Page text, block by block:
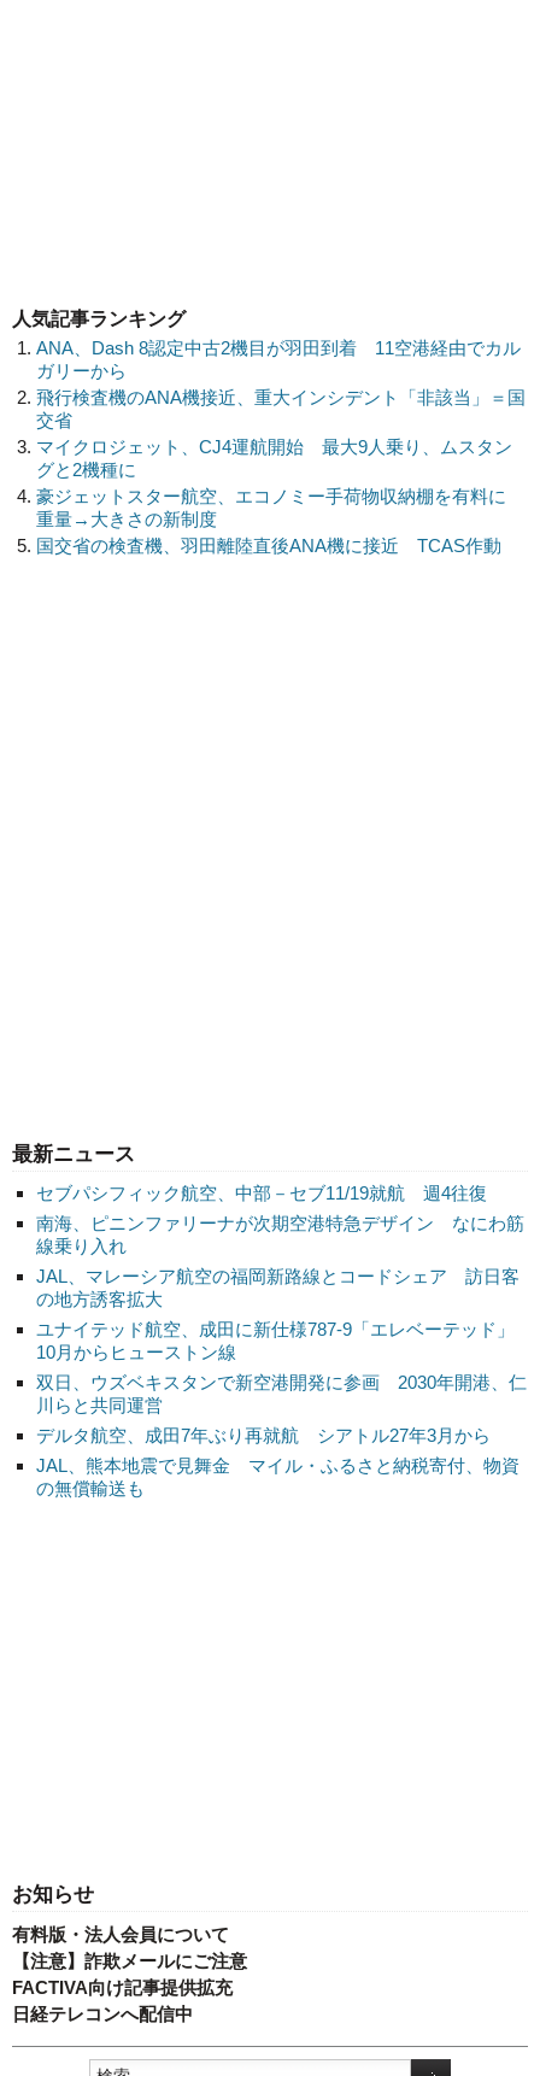
最新ニュース
セブパシフィック航空、中部－セブ11/19就航 週4往復
南海、ピニンファリーナが次期空港特急デザイン なにわ筋
線乗り入れ
JAL、マレーシア航空の福岡新路線とコードシェア 訪日客
の地方誘客拡大
ユナイテッド航空、成田に新仕様787-9「エレベーテッド」
10月からヒューストン線
双日、ウズベキスタンで新空港開発に参画 2030年開港、仁
川らと共同運営
デルタ航空、成田7年ぶり再就航 シアトル27年3月から
JAL、熊本地震で見舞金 マイル・ふるさと納税寄付、物資
の無償輸送も
お知らせ
有料版・法人会員について
【注意】詐欺メールにご注意
FACTIVA向け記事提供拡充
日経テレコンへ配信中
人気記事ランキング
ANA、Dash 8認定中古2機目が羽田到着 11空港経由でカル
ガリーから
飛行検査機のANA機接近、重大インシデント「非該当」＝国
交省
マイクロジェット、CJ4運航開始 最大9人乗り、ムスタン
グと2機種に
豪ジェットスター航空、エコノミー手荷物収納棚を有料に
重量→大きさの新制度
国交省の検査機、羽田離陸直後ANA機に接近 TCAS作動